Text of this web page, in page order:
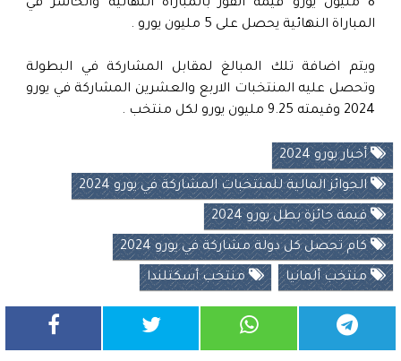
8 مليون يورو قيمة الفوز بالمباراة النهائية والخاسر في
المباراة النهائية يحصل على 5 مليون يورو .
ويتم اضافة تلك المبالغ لمقابل المشاركة في البطولة
وتحصل عليه المنتخبات الاربع والعشرين المشاركة في يورو
2024 وقيمته 9.25 مليون يورو لكل منتخب .
أخبار يورو 2024
الجوائز المالية للمنتخبات المشاركة في يورو 2024
قيمة جائزة بطل يورو 2024
كام تحصل كل دولة مشاركة في يورو 2024
منتخب ألمانيا منتخب أسكتلندا